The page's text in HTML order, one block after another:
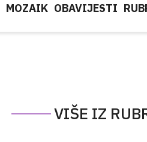
MOZAIK OBAVIJESTI
VIŠE IZ